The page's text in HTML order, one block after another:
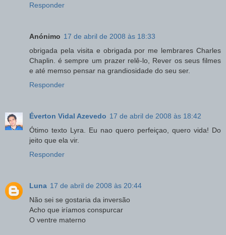
Responder
Anónimo 17 de abril de 2008 às 18:33
obrigada pela visita e obrigada por me lembrares Charles
Chaplin. é sempre um prazer relê-lo, Rever os seus filmes
e até memso pensar na grandiosidade do seu ser.
Responder
Éverton Vidal Azevedo 17 de abril de 2008 às 18:42
Ótimo texto Lyra. Eu nao quero perfeiçao, quero vida! Do
jeito que ela vir.
Responder
Luna 17 de abril de 2008 às 20:44
Não sei se gostaria da inversão
Acho que iríamos conspurcar
O ventre materno